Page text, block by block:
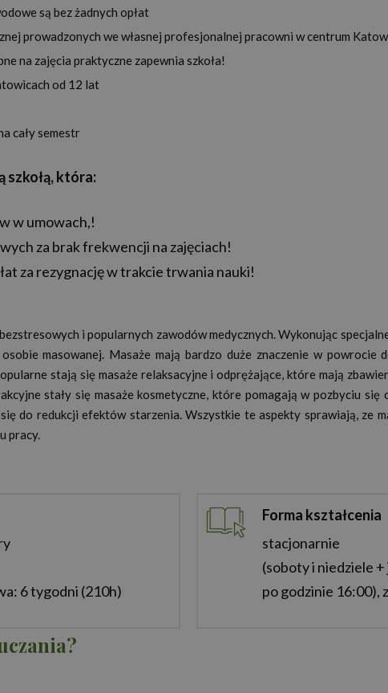
są bez żadnych opłat
prowadzonych we własnej profesjonalnej pracowni w centrum
na zajęcia praktyczne zapewnia szkoła!
od 12 lat
cały semestr
szkołą, która:
w umowach,!
za brak frekwencji na zajęciach!
za rezygnację w trakcie trwania nauki!
i popularnych zawodów medycznych. Wykonując
masowanej. Masaże mają bardzo duże znaczenie w powrocie
stają się masaże relaksacyjne i odprężające, które mają
stały się masaże kosmetyczne, które pomagają w pozbyciu się
do redukcji efektów starzenia. Wszystkie te aspekty sprawiają, ze
pracy.
6 tygodni (210h)
Forma kształcenia
stacjonarnie
(soboty i niedziele
po godzinie 16:00),